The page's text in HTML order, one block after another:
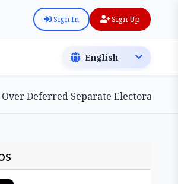
Sign In Sign Up
Deferred Separate Electoral Roll Bill